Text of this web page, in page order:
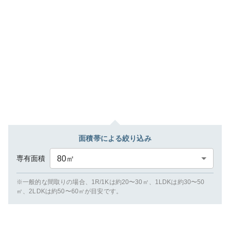
面積帯による絞り込み
専有面積 80㎡
※一般的な間取りの場合、1R/1Kは約20〜30㎡、1LDKは約30〜50
㎡、2LDKは約50〜60㎡が目安です。